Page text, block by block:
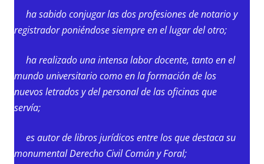
ha sabido conjugar las dos profesiones de notario y
registrador poniéndose siempre en el lugar del otro;
ha realizado una intensa labor docente, tanto en el
mundo universitario como en la formación de los
nuevos letrados y del personal de las oficinas que
servía;
es autor de libros jurídicos entre los que destaca su
monumental Derecho Civil Común y Foral;